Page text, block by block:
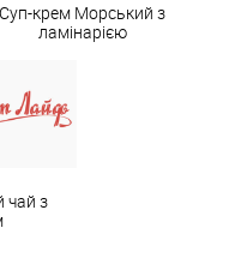
Суп-крем Морський з
ламінарією
чай з